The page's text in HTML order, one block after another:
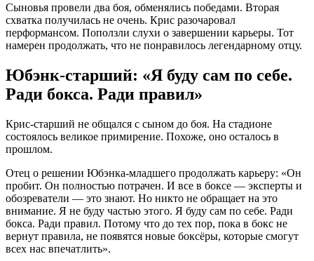
Сыновья провели два боя, обменялись победами. Вторая
схватка получилась не очень. Крис разочаровал
перформансом. Поползли слухи о завершении карьеры. Тот
намерен продолжать, что не понравилось легендарному отцу.
Юбэнк-старший: «Я буду сам по себе.
Ради бокса. Ради правил»
Крис-старший не общался с сыном до боя. На стадионе
состоялось великое примирение. Похоже, оно осталось в
прошлом.
Отец о решении Юбэнка-младшего продолжать карьеру: «Он
пробит. Он полностью потрачен. И все в боксе — эксперты и
обозреватели — это знают. Но никто не обращает на это
внимание. Я не буду частью этого. Я буду сам по себе. Ради
бокса. Ради правил. Потому что до тех пор, пока в бокс не
вернут правила, не появятся новые боксёры, которые смогут
всех нас впечатлить».